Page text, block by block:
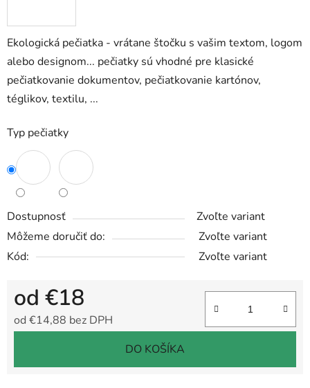
Ekologická pečiatka - vrátane štočku s vašim textom, logom
alebo designom... pečiatky sú vhodné pre klasické
pečiatkovanie dokumentov, pečiatkovanie kartónov,
téglikov, textilu, ...
Typ pečiatky
Dostupnosť
Zvoľte variant
Môžeme doručiť do:
Zvoľte variant
Kód:
Zvoľte variant
od €18
od €14,88 bez DPH
DO KOŠÍKA